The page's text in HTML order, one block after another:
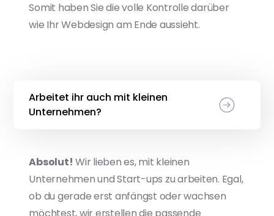
Somit haben Sie die volle Kontrolle darüber
wie Ihr Webdesign am Ende aussieht.
Arbeitet ihr auch mit kleinen
Unternehmen?
Absolut! Wir lieben es, mit kleinen
Unternehmen und Start-ups zu arbeiten. Egal,
ob du gerade erst anfängst oder wachsen